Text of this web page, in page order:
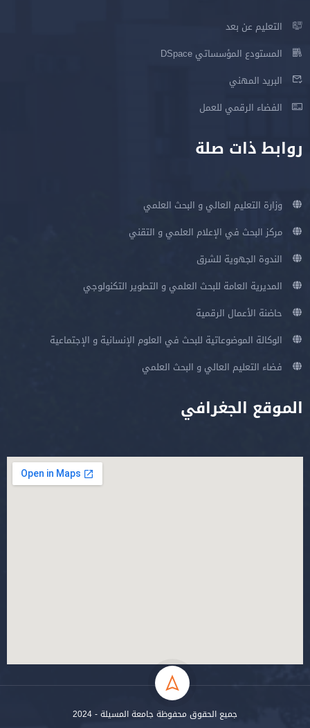
التعليم عن بعد
المستودع المؤسساتي DSpace
البريد المهني
الفضاء الرقمي للعمل
روابط ذات صلة
وزارة التعليم العالي و البحث العلمي
مركز البحث في الإعلام العلمي و التقني
الندوة الجهوية للشرق
المديرية العامة للبحث العلمي و التطوير التكنولوجي
حاضنة الأعمال الرقمية
الوكالة الموضوعاتية للبحث في العلوم الإنسانية و الإجتماعية
فضاء التعليم العالي و البحث العلمي
الموقع الجغرافي
جميع الحقوق محفوظة جامعة المسيلة - 2024